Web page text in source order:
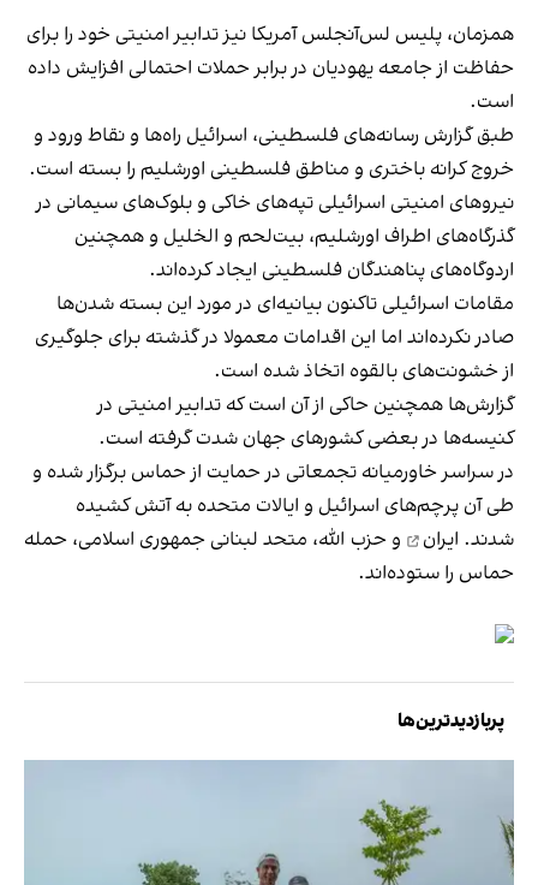
همزمان، پلیس لس‌آنجلس آمریکا نیز تدابیر امنیتی خود را برای
حفاظت از جامعه یهودیان در برابر حملات احتمالی افزایش داده
است.
طبق گزارش‌ رسانه‌‌های فلسطینی، اسرائیل راه‌ها و نقاط ورود و
خروج کرانه باختری و مناطق فلسطینی اورشلیم را بسته است.
نیروهای امنیتی اسرائیلی تپه‌های خاکی و بلوک‌های سیمانی در
گذرگاه‌های اطراف اورشلیم، بیت‌لحم و الخلیل و همچنین
اردوگاه‌های پناهندگان فلسطینی ایجاد کرده‌اند.
مقامات اسرائیلی تاکنون بیانیه‌ای در مورد این بسته شدن‌ها
صادر نکرده‌اند اما این اقدامات معمولا در گذشته برای جلوگیری
از خشونت‌های بالقوه اتخاذ شده است.
گزارش‌ها همچنین حاکی از آن است که تدابیر امنیتی در
کنیسه‌ها در بعضی کشورهای جهان شدت گرفته است.
در سراسر خاورمیانه تجمعاتی در حمایت از حماس برگزار شده و
طی آن پرچم‌های اسرائیل و ایالات متحده به آتش کشیده
شدند. ایران
و حزب الله، متحد لبنانی جمهوری اسلامی، حمله
حماس را ستوده‌اند.
پربازدیدترین‌ها